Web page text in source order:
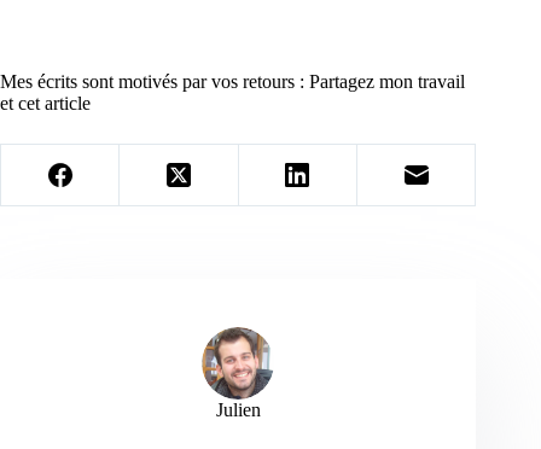
Mes écrits sont motivés par vos retours : Partagez mon travail
et cet article
Julien